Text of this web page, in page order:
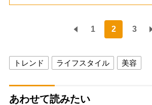
1 2 3
トレンド ライフスタイル 美容
あわせて読みたい